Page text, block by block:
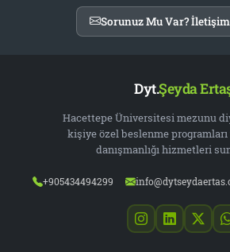
Sorunuz Mu Var?
Dyt.Şeyda
Hacettepe Üniversitesi mezunu
kişiye özel beslenme
danışmanlığı hizmetleri
+905434494299